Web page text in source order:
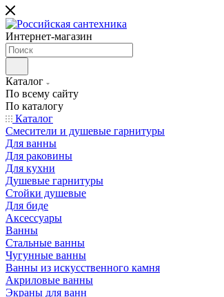
Интернет-магазин
Каталог
По всему сайту
По каталогу
Каталог
Смесители и душевые гарнитуры
Для ванны
Для раковины
Для кухни
Душевые гарнитуры
Стойки душевые
Для биде
Аксессуары
Ванны
Стальные ванны
Чугунные ванны
Ванны из искусственного камня
Акриловые ванны
Экраны для ванн